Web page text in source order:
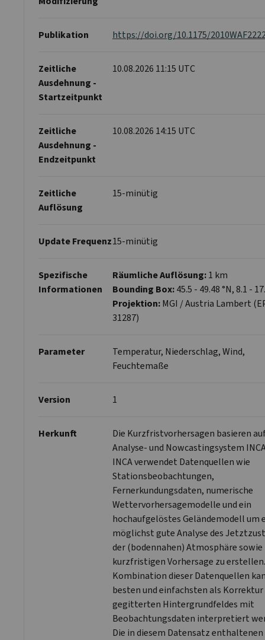
Publikation https://doi.org/10.1175/
Zeitliche
Ausdehnung -
Startzeitpunkt
10.08.2026 11:15 UTC
Zeitliche
Ausdehnung -
Endzeitpunkt
10.08.2026 14:15 UTC
Zeitliche
Auflösung
15-minütig
Update Frequenz15-minütig
Spezifische
Informationen
Räumliche Auflösung:1 km
Bounding Box:45.5 - 49.48 °N, 8.1 -
Projektion:MGI / Austria Lambert
31287)
Parameter
Temperatur, Niederschlag, Wind,
Feuchtemaße
Version 1
Herkunft
Die Kurzfristvorhersagen basieren
Analyse- und Nowcastingsystem
INCA verwendet Datenquellen wie
Stationsbeobachtungen,
Fernerkundungsdaten, numerische
Wettervorhersagemodelle und ein
hochaufgelöstes Geländemodell um
möglichst gute Analyse des
der (bodennahen) Atmosphäre sowie
kurzfristigen Vorhersage zu
Kombination dieser Datenquellen
besten und einfachsten als Korrektur
gegitterten Hintergrundfeldes mit
Beobachtungsdaten interpretiert
Die in diesem Datensatz enthaltenen